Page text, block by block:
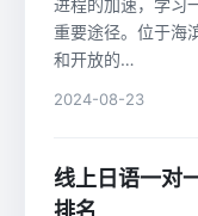
进程的加速，学习
重要途径。位于海
和开放的…
2024-08-23
线上日语一对
排名